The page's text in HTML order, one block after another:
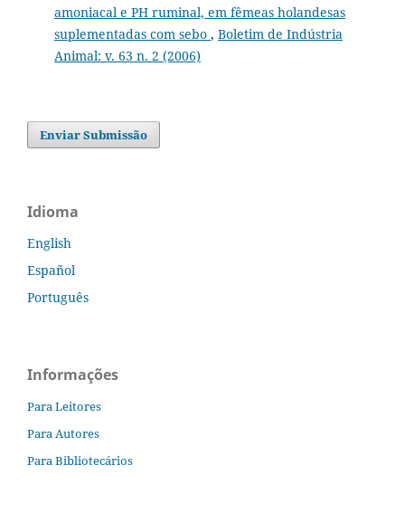
amoniacal e PH ruminal, em fêmeas holandesas
suplementadas com sebo , Boletim de Indústria
Animal: v. 63 n. 2 (2006)
Enviar Submissão
Idioma
English
Español
Português
Informações
Para Leitores
Para Autores
Para Bibliotecários